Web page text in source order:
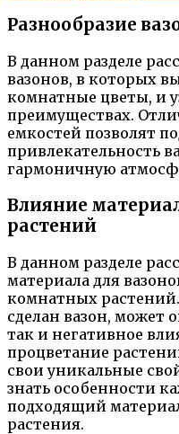
Разнообразие
В данном разделе
вазонов, в которых
комнатные цветы, и
преимуществах.
емкостей позволят
привлекательность
гармоничную
Влияние
растений
В данном разделе
материала для
комнатных
сделан вазон, может
так и негативное
процветание
свои уникальные
знать особенности
подходящий
растения.